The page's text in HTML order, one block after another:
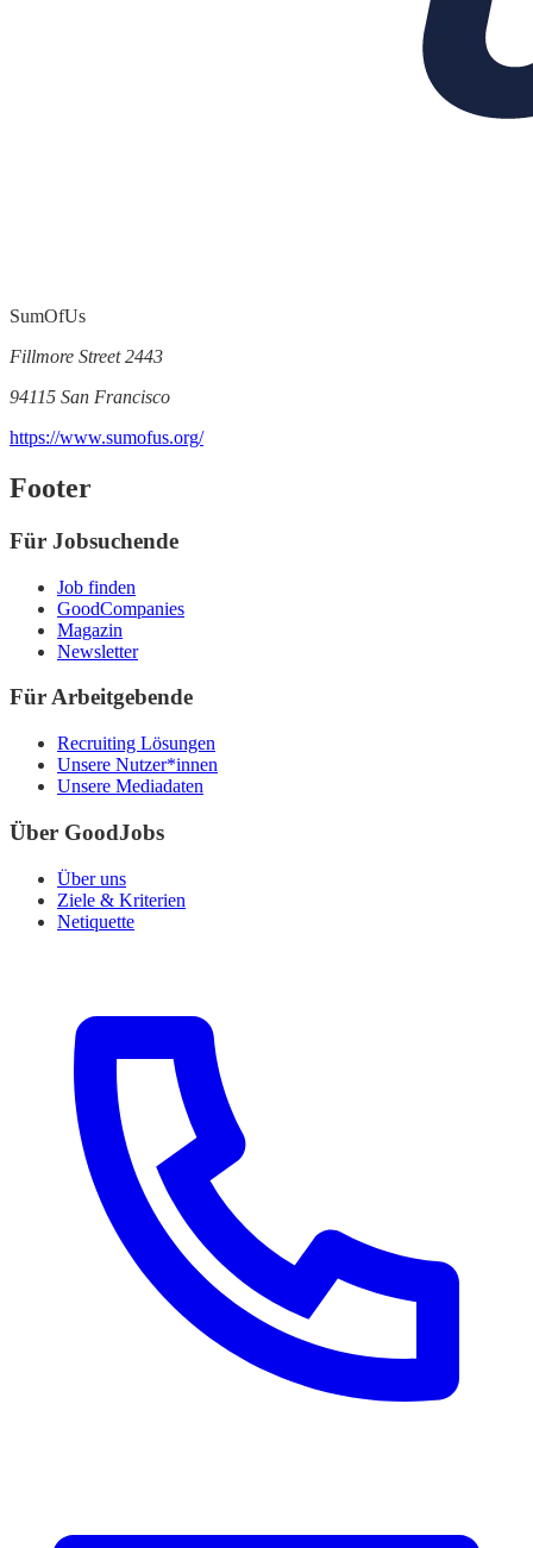
SumOfUs
Fillmore Street 2443
94115 San Francisco
https://www.sumofus.org/
Footer
Für Jobsuchende
Job finden
GoodCompanies
Magazin
Newsletter
Für Arbeitgebende
Recruiting Lösungen
Unsere Nutzer*innen
Unsere Mediadaten
Über GoodJobs
Über uns
Ziele & Kriterien
Netiquette